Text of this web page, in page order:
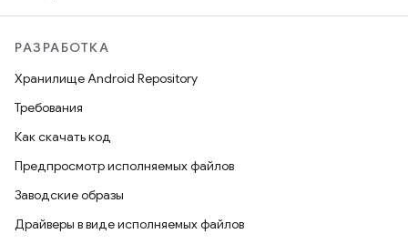
РАЗРАБОТКА
Хранилище Android Repository
Требования
Как скачать код
Предпросмотр исполняемых файлов
Заводские образы
Драйверы в виде исполняемых файлов